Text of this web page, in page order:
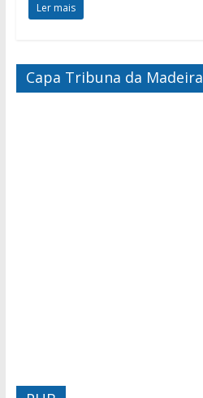
Ler mais
Capa Tribuna da Madeira